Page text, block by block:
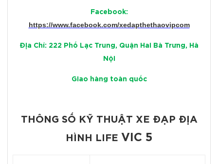
Facebook:
https://www.facebook.com/xedapthethaovipcom
Địa Chỉ: 222 Phố Lạc Trung, Quận Hai Bà Trưng, Hà
Nội
Giao hàng toàn quốc
THÔNG SỐ KỸ THUẬT XE ĐẠP ĐỊA
HÌNH LIFE VIC 5